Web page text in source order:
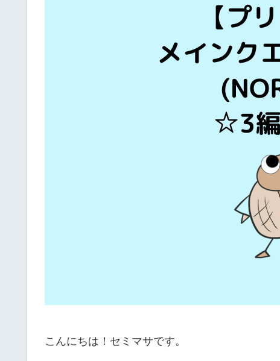
こんにちは！セミマサです。